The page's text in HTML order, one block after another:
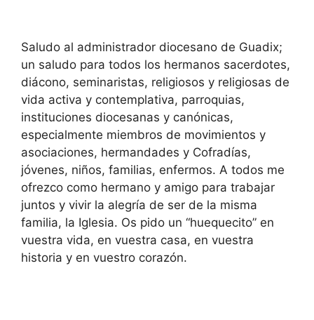
Saludo al administrador diocesano de Guadix;
un saludo para todos los hermanos sacerdotes,
diácono, seminaristas, religiosos y religiosas de
vida activa y contemplativa, parroquias,
instituciones diocesanas y canónicas,
especialmente miembros de movimientos y
asociaciones, hermandades y Cofradías,
jóvenes, niños, familias, enfermos. A todos me
ofrezco como hermano y amigo para trabajar
juntos y vivir la alegría de ser de la misma
familia, la Iglesia. Os pido un “huequecito” en
vuestra vida, en vuestra casa, en vuestra
historia y en vuestro corazón.